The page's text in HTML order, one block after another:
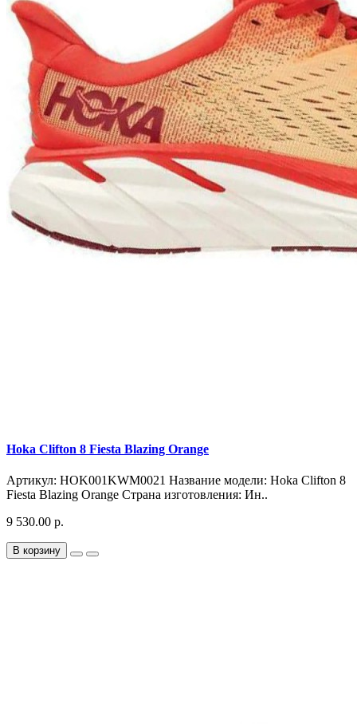
Hoka Clifton 8 Fiesta Blazing Orange
Артикул: HOK001KWM0021 Название модели: Hoka Clifton 8
Fiesta Blazing Orange Страна изготовления: Ин..
9 530.00 р.
В корзину